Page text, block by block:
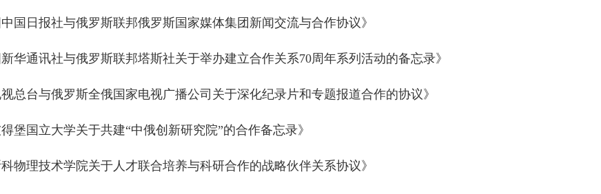
国日报社与俄罗斯联邦俄罗斯国家媒体集团新闻交流与合作协议》
华通讯社与俄罗斯联邦塔斯社关于举办建立合作关系70周年系列活动的备忘录》
总台与俄罗斯全俄国家电视广播公司关于深化纪录片和专题报道合作的协议》
堡国立大学关于共建“中俄创新研究院”的合作备忘录》
物理技术学院关于人才联合培养与科研合作的战略伙伴关系协议》